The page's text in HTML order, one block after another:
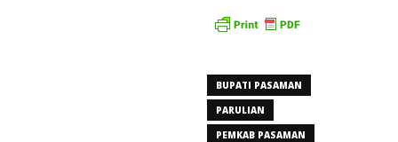
BUPATI PASAMAN
PARULIAN
PEMKAB PASAMAN